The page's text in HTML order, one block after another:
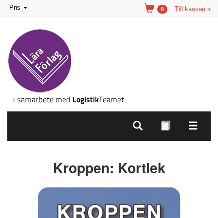
Toggle
navigation
Pris Till kassan »
0
Kroppen: Kortlek